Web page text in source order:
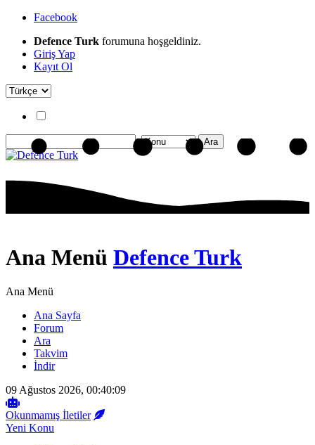
Facebook
Defence Turk forumuna hoşgeldiniz.
Giriş Yap
Kayıt Ol
Ana Menü Defence Turk
Ana Menü
Ana Sayfa
Forum
Ara
Takvim
İndir
09 Ağustos 2026, 00:40:09
Okunmamış İletiler
Yeni Konu